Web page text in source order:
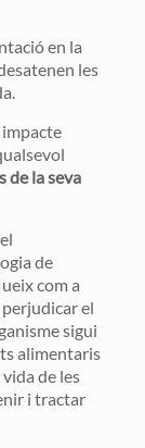
en la
les
impacte
de la seva
de
com a
el
sigui
alimentaris
de les
i tractar